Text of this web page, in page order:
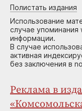
Полистать издания
Использование
случае упоминания
информации.
В случае
активная
без заключения в
Реклама в